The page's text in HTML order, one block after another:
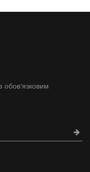
обов'язковим